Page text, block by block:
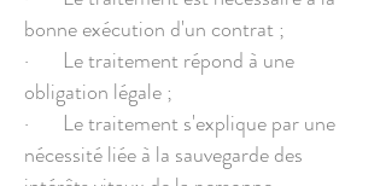
bonne exécution d'un contrat ;
· Le traitement répond à une
obligation légale ;
· Le traitement s'explique par une
nécessité liée à la sauvegarde des